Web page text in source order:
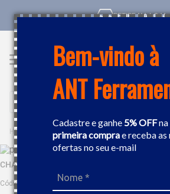
Bem-vindo à
ANT
Cadastre e ganhe5% OFFna
primeira comprae receba as
ofertas no seu e-mail
RETIRE NA LOJA
Buscar
FERRAMENTAS MANUAIS CHAVES
CHAVE PARA TUBO 48" TRAMONTINA
Código